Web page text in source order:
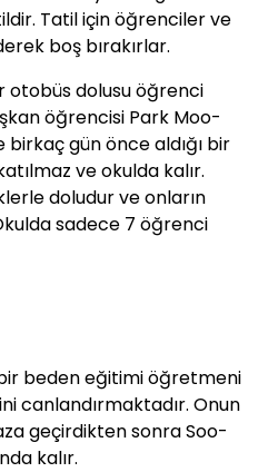
Tatil için öğrenciler ve
boş bırakırlar.
otobüs dolusu öğrenci
öğrencisi Park Moo-
birkaç gün önce aldığı bir
ve okulda kalır.
doludur ve onların
sadece 7 öğrenci
beden eğitimi öğretmeni
canlandırmaktadır. Onun
geçirdikten sonra Soo-
kalır.